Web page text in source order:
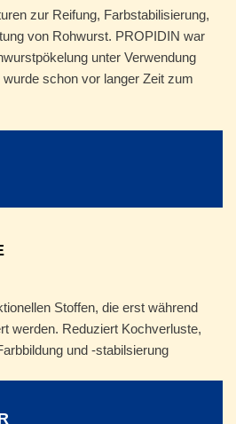
zur Reifung, Farbstabilisierung,
von Rohwurst. PROPIDIN war
unter Verwendung
schon vor langer Zeit zum
Stoffen, die erst während
werden. Reduziert Kochverluste,
und -stabilsierung